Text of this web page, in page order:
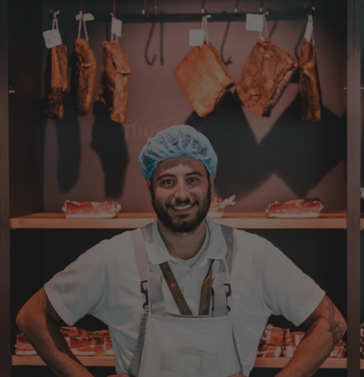
7.8.2026
Steffi
Verifizierter Kunde
Sehr gute Produkte und auch eine schnelle
Lieferung. Produkte auch lange haltbar.
Verifizierter Kunde
Die Ware wurde sehr schnell geliefert und ich
habe sie dann auch gleich probiert und es ist
natürlich ein wunderbarer Geschmack aus
Tirol und ich bin froh, dass sie so eine gute
Qualität liefert
Christa
Verifizierter Kunde